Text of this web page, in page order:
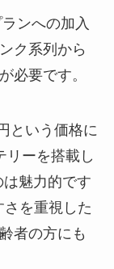
ンへの加入
ク系列から
必要です。
という価格に
リーを搭載し
魅力的です
を重視した
者の方にも